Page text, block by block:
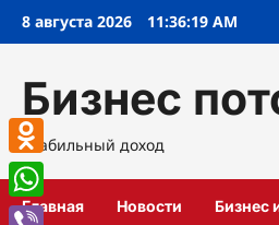
Перейти
8 августа 2026 11:36:19 AM
Бизнес
Стабильный доход
Главная Новости Бизнес
Odnoklassniki
WhatsApp